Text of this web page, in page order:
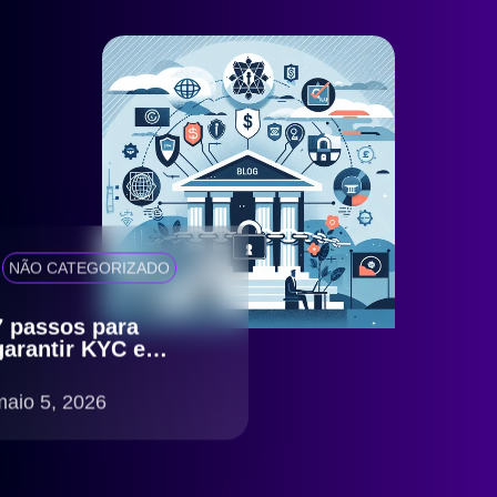
NÃO CATEGORIZADO
passos para
KYC e
compliance
no Brasil
5, 2026